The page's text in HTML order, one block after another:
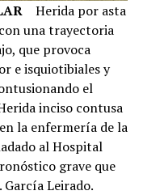
Herida por asta
una trayectoria
que provoca
e isquiotibiales y
el
inciso contusa
la enfermería de la
al Hospital
grave que
Leirado.